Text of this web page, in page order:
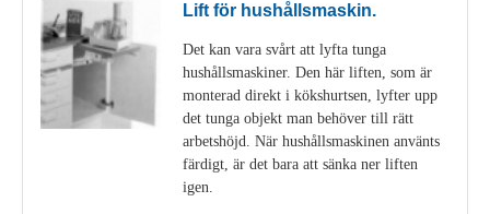
Lift för hushållsmaskin.
Det kan vara svårt att lyfta tunga
hushållsmaskiner. Den här liften, som är
monterad direkt i kökshurtsen, lyfter upp
det tunga objekt man behöver till rätt
arbetshöjd. När hushållsmaskinen använts
färdigt, är det bara att sänka ner liften
igen.